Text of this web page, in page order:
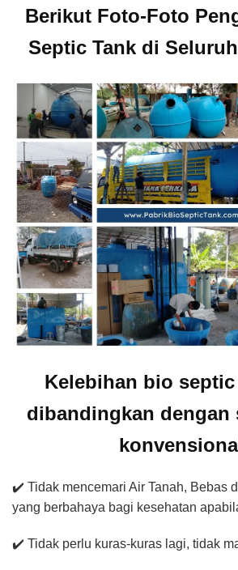
Berikut Foto-Foto
Septic Tank di
Kelebihan bio
dibandingkan dengan
✔️ Tidak mencemari Air Tanah, Bebas
yang berbahaya bagi kesehatan
✔️ Tidak perlu kuras-kuras lagi, tidak